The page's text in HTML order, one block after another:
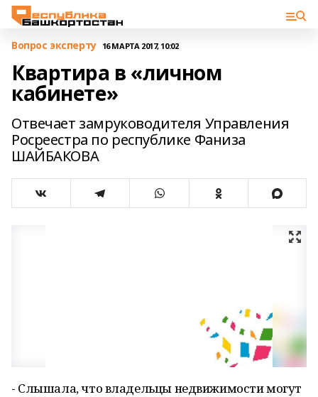
Вопрос эксперту 16 МАРТА 2017, 10:02
Квартира в «личном
кабинете»
Отвечает замруководителя Управления
Росреестра по республике Фаниза
ШАЙБАКОВА
- Слышала, что владельцы недвижимости могут